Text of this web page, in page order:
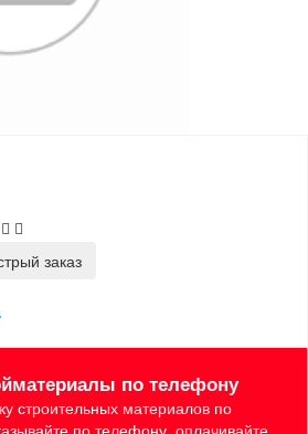
заказ
по телефону
строительных материалов по
по телефону, оплачивайте